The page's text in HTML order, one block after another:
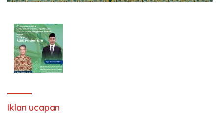
Iklan ucapan